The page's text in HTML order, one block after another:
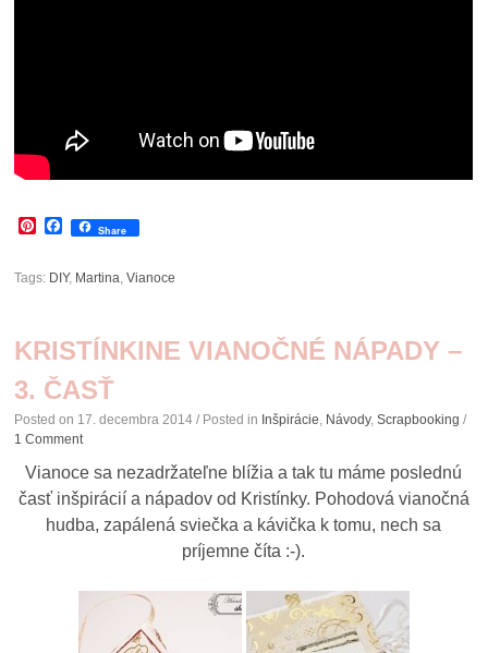
Pinterest
Facebook
Share
Tags: DIY, Martina,Vianoce
KRISTÍNKINE VIANOČNÉ NÁPADY –
3. ČASŤ
Posted on 17. decembra 2014 / Posted in Inšpirácie, Návody,Scrapbooking /
1 Comment
Vianoce sa nezadržateľne blížia a tak tu máme poslednú
časť inšpirácií a nápadov od Kristínky. Pohodová vianočná
hudba, zapálená sviečka a kávička k tomu, nech sa
príjemne číta :-).